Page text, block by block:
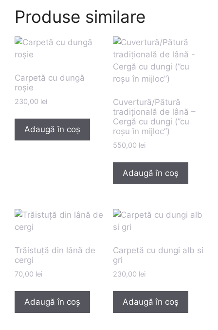
Produse similare
Carpetă cu dungă
roșie
230,00 lei
Adaugă în coș
Cuvertură/Pătură
tradițională de lână –
Cergă cu dungi (”cu
roșu în mijloc”)
550,00 lei
Adaugă în coș
Trăistuță din lână de
cergi
70,00 lei
Adaugă în coș
Carpetă cu dungi alb si
gri
230,00 lei
Adaugă în coș